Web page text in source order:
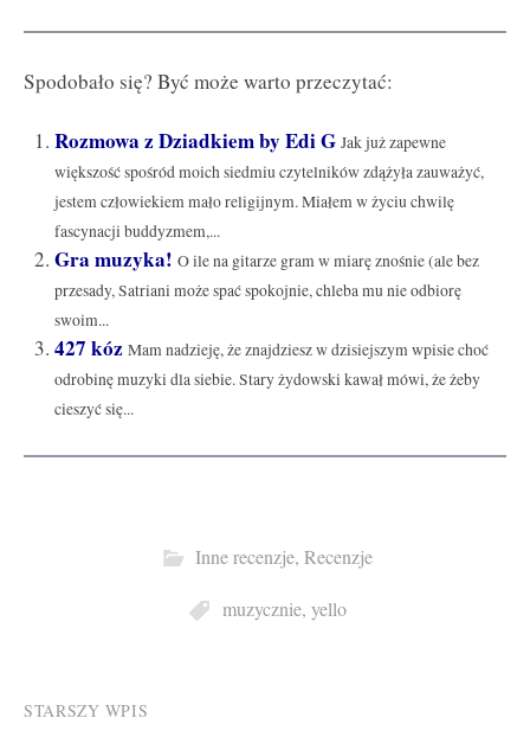
Spodobało się? Być może warto przeczytać:
Rozmowa z Dziadkiem by Edi G Jak już zapewne
większość spośród moich siedmiu czytelników zdążyła zauważyć,
jestem człowiekiem mało religijnym. Miałem w życiu chwilę
fascynacji buddyzmem,...
Gra muzyka! O ile na gitarze gram w miarę znośnie (ale bez
przesady, Satriani może spać spokojnie, chleba mu nie odbiorę
swoim...
427 kóz Mam nadzieję, że znajdziesz w dzisiejszym wpisie choć
odrobinę muzyki dla siebie. Stary żydowski kawał mówi, że żeby
cieszyć się...
Inne recenzje, Recenzje
muzycznie, yello
Post
STARSZY WPIS